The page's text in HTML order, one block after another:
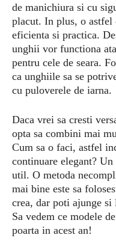
de manichiura si cu
placut. In plus, o astfel
eficienta si practica.
unghii vor functiona
pentru cele de seara.
ca unghiile sa se
cu puloverele de iarna.
Daca vrei sa cresti
opta sa combini mai
Cum sa o faci, astfel
continuare elegant?
util. O metoda
mai bine este sa
crea, dar poti ajunge
Sa vedem ce modele
poarta in acest an!